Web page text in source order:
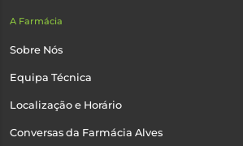
A Farmácia
Sobre Nós
Equipa Técnica
Localização e Horário
Conversas da Farmácia Alves